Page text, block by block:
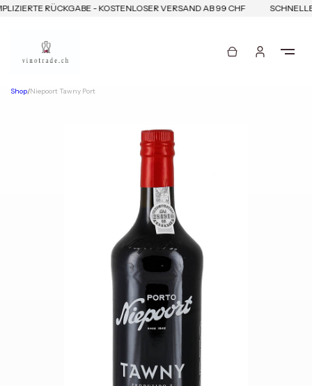
RÜCKGABE - KOSTENLOSER VERSAND AB 99 CHF
Shop/Niepoort Tawny Port